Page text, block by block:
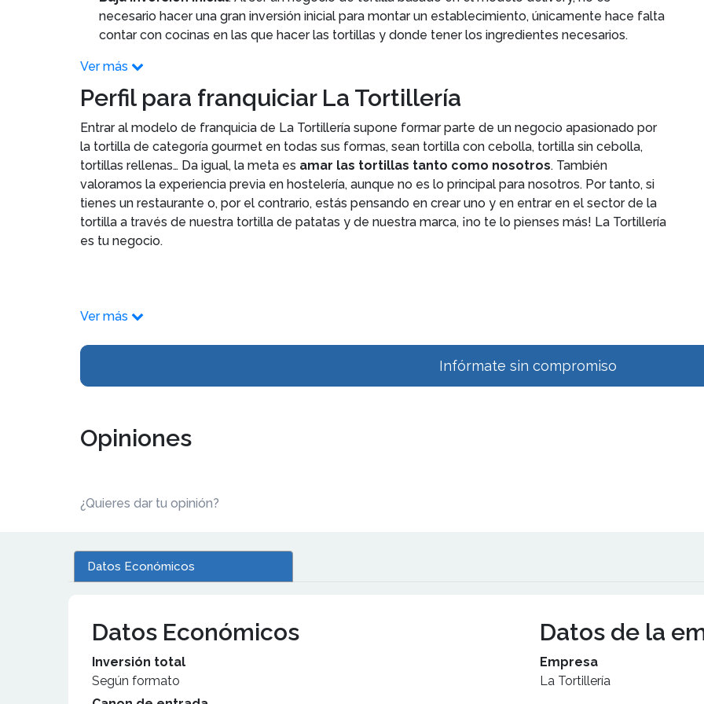
necesario hacer una gran inversión inicial para montar un establecimiento, únicamente hace falta
contar con cocinas en las que hacer las tortillas y donde tener los ingredientes necesarios.
Ver más
Perfil para franquiciar La Tortillería
Entrar al modelo de franquicia de La Tortillería supone formar parte de un negocio apasionado por
la tortilla de categoría gourmet en todas sus formas, sean tortilla con cebolla, tortilla sin cebolla,
tortillas rellenas… Da igual, la meta es amar las tortillas tanto como nosotros. También
valoramos la experiencia previa en hostelería, aunque no es lo principal para nosotros. Por tanto, si
tienes un restaurante o, por el contrario, estás pensando en crear uno y en entrar en el sector de la
tortilla a través de nuestra tortilla de patatas y de nuestra marca, ¡no te lo pienses más! La Tortillería
es tu negocio.
Ver más
Infórmate sin compromiso
Opiniones
¿Quieres dar tu opinión?
Datos Económicos
Datos Económicos
Inversión total
Según formato
Datos de la
Empresa
La Tortillería